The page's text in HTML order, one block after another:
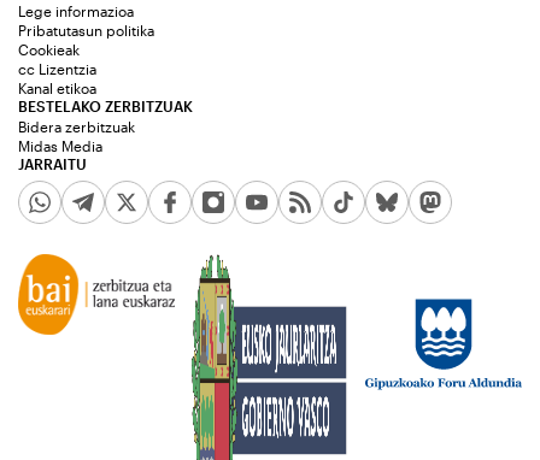
JARRAITU
Lege informazioa
Pribatutasun politika
Cookieak
cc Lizentzia
Kanal etikoa
BESTELAKO ZERBITZUAK
Bidera zerbitzuak
Midas Media